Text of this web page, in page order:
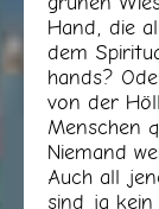
Hand, die
dem
hands?
von der
Menschen
Niemand
Auch all
sind ja kein